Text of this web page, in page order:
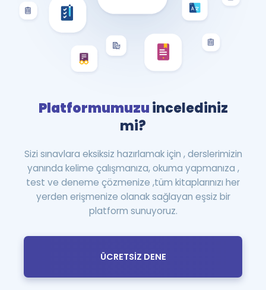
Platformumuzuincelediniz
mi?
Sizi sınavlara eksiksiz hazırlamak için , derslerimizin
yanında kelime çalışmanıza, okuma yapmanıza ,
test ve deneme çözmenize ,tüm kitaplarınızı her
yerden erişmenize olanak sağlayan eşsiz bir
platform sunuyoruz.
ÜCRETSİZ DENE